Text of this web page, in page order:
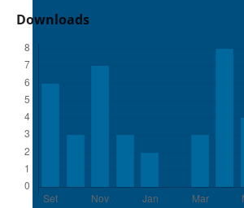
Downloads